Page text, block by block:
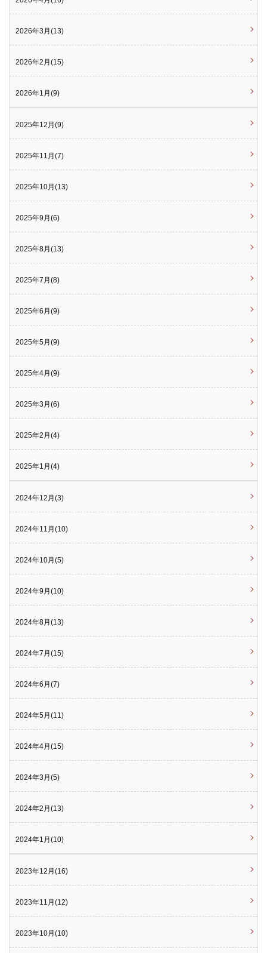
2026年3月(13)
2026年2月(15)
2026年1月(9)
2025年12月(9)
2025年11月(7)
2025年10月(13)
2025年9月(6)
2025年8月(13)
2025年7月(8)
2025年6月(9)
2025年5月(9)
2025年4月(9)
2025年3月(6)
2025年2月(4)
2025年1月(4)
2024年12月(3)
2024年11月(10)
2024年10月(5)
2024年9月(10)
2024年8月(13)
2024年7月(15)
2024年6月(7)
2024年5月(11)
2024年4月(15)
2024年3月(5)
2024年2月(13)
2024年1月(10)
2023年12月(16)
2023年11月(12)
2023年10月(10)